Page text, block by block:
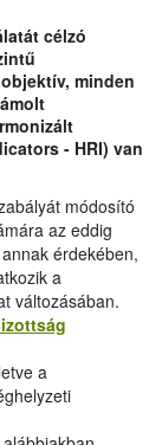
célzó
minden
- HRI) van
módosító
az eddig
érdekében,
a
változásában.
a